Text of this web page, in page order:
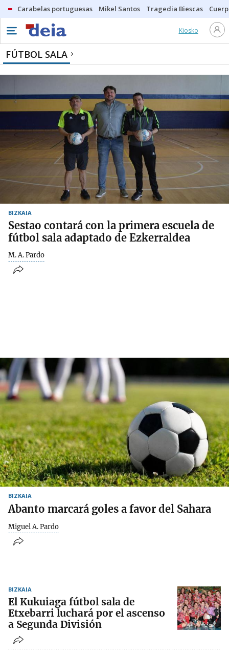
Carabelas portuguesas Mikel Santos Tragedia Biescas
Kiosko
FÚTBOL SALA
BIZKAIA
Sestao contará con la primera escuela de
fútbol sala adaptado de Ezkerraldea
M. A. Pardo
BIZKAIA
Abanto marcará goles a favor del Sahara
Miguel A. Pardo
BIZKAIA
El Kukuiaga fútbol sala de
Etxebarri luchará por el ascenso
a Segunda División